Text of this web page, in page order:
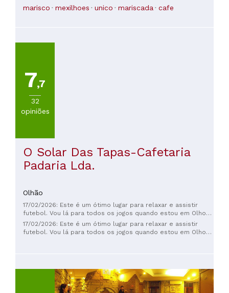
marisco mexilhoes unico mariscada cafe
7,7
32
opiniões
O Solar Das Tapas-Cafetaria
Padaria Lda.
Olhão
17/02/2026: Este é um ótimo lugar para relaxar e assistir
futebol. Vou lá para todos os jogos quando estou em Olhoa
e para tomar uma cerveja antes do jogo. Atendimento
simpático e excelente 🍻
17/02/2026: Este é um ótimo lugar para relaxar e assistir
futebol. Vou lá para todos os jogos quando estou em Olhoa